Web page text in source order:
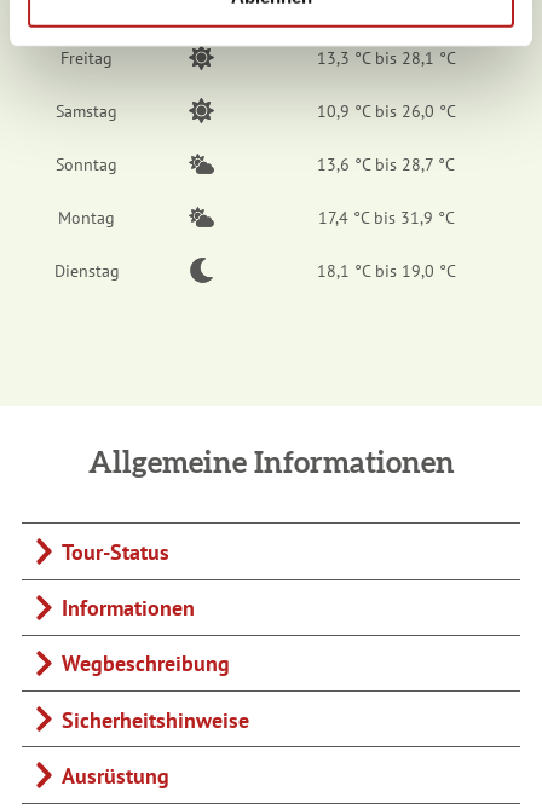
Freitag 13,3 °C bis 28,1 °C
Samstag 10,9 °C bis 26,0 °C
Sonntag 13,6 °C bis 28,7 °C
Montag 17,4 °C bis 31,9 °C
Dienstag 18,1 °C bis 19,0 °C
Allgemeine Informationen
Tour-Status
Informationen
Wegbeschreibung
Sicherheitshinweise
Ausrüstung